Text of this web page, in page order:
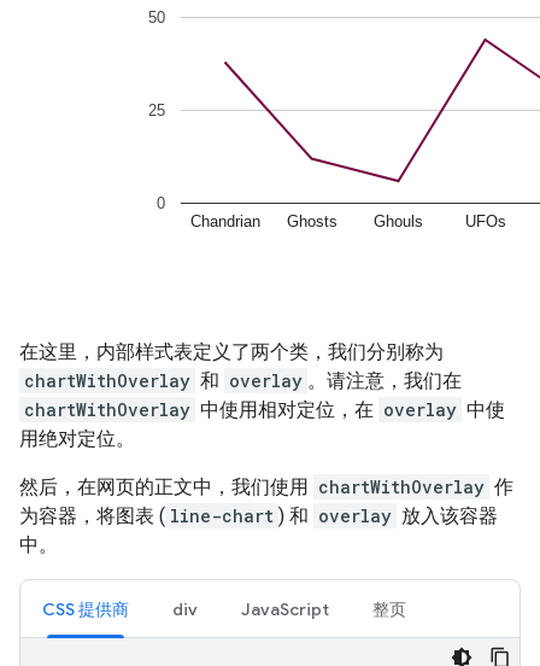
在这里，内部样式表定义了两个类，我们分别称为
chartWithOverlay 和 overlay 。请注意，我们在
chartWithOverlay 中使用相对定位，在 overlay 中使
用绝对定位。
然后，在网页的正文中，我们使用 chartWithOverlay 作
为容器，将图表 ( line-chart ) 和 overlay 放入该容器
中。
CSS 提供商 div JavaScript 整页